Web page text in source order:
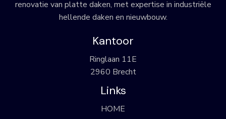
renovatie van platte daken, met expertise in industriële
hellende daken en nieuwbouw.
Kantoor
Ringlaan 11E
2960 Brecht
Links
HOME